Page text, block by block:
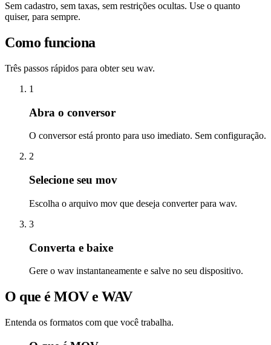
Sem cadastro, sem taxas, sem restrições ocultas. Use o quanto
quiser, para sempre.
Como funciona
Três passos rápidos para obter seu wav.
1
Abra o conversor
O conversor está pronto para uso imediato. Sem configuração.
2
Selecione seu mov
Escolha o arquivo mov que deseja converter para wav.
3
Converta e baixe
Gere o wav instantaneamente e salve no seu dispositivo.
O que é MOV e WAV
Entenda os formatos com que você trabalha.